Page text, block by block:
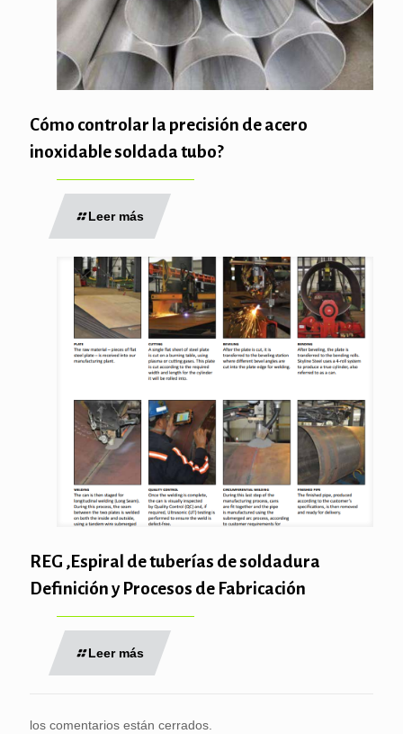
Cómo controlar la precisión de acero
inoxidable soldada tubo?
Leer más
REG ,Espiral de tuberías de soldadura
Definición y Procesos de Fabricación
Leer más
los comentarios están cerrados.